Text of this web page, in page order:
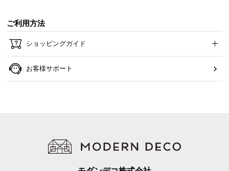
ご利用方法
ショッピングガイド
お客様サポート